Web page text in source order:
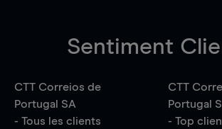
Sentiment
CTT Correios de
Portugal SA
- Tous les clients
CTT
Portugal
- Top